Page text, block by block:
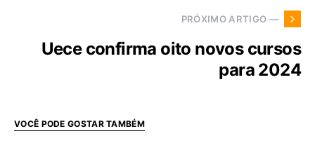
PRÓXIMO ARTIGO —
Uece confirma oito novos cursos
para 2024
VOCÊ PODE GOSTAR TAMBÉM